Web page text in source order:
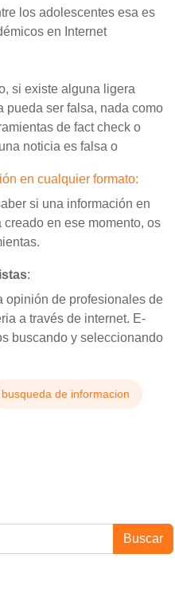
los adolescentes esa es
en Internet
si existe alguna ligera
pueda ser falsa, nada como
de fact check o
noticia es falsa o
en cualquier formato:
si una información en
en ese momento, os
:
opinión de profesionales de
a través de internet. E-
buscando y seleccionando
busqueda de informacion
Buscar